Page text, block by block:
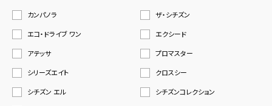
カンパノラ
ザ・シチズン
エコ・ドライブ ワン
エクシード
アテッサ
プロマスター
シリーズエイト
クロスシー
シチズン エル
シチズンコレクション